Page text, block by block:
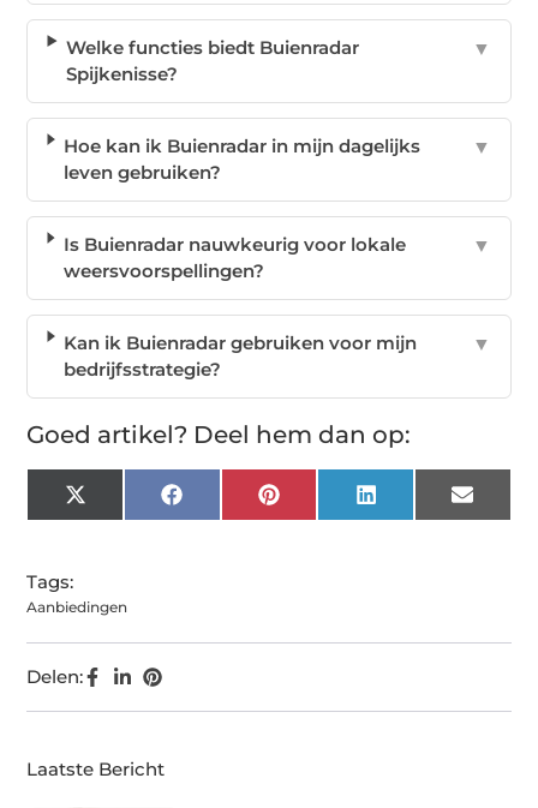
Welke functies biedt Buienradar
Spijkenisse?
▼
Hoe kan ik Buienradar in mijn dagelijks
leven gebruiken?
▼
Is Buienradar nauwkeurig voor lokale
weersvoorspellingen?
▼
Kan ik Buienradar gebruiken voor mijn
bedrijfsstrategie?
▼
Goed artikel? Deel hem dan op:
X
(Twitter)
FacebookPinterest LinkedIn Email
Tags:
Aanbiedingen
Delen:
Laatste Bericht